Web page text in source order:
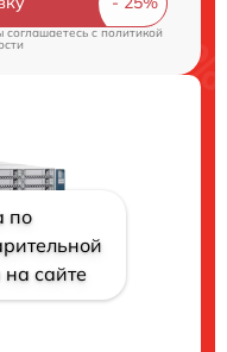
соглашаетесь cполитикой
по
сайте